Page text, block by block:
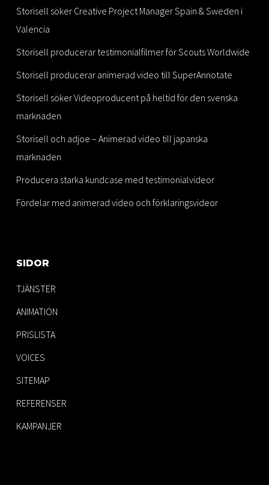
Storisell söker Creative Project Manager Spain & Sweden i
Valencia
Storisell producerar testimonialfilmer för Scouts Worldwide
Storisell producerar animerad video till SuperAnnotate
Storisell söker Videoproducent på heltid för den svenska
marknaden
Storisell och adjoe – Animerad video till japanska
marknaden
Producera starka kundcase med testimonialvideor
Fördelar med animerad video och förklaringsvideor
SIDOR
TJÄNSTER
ANIMATION
PRISLISTA
VOICES
SITEMAP
REFERENSER
KAMPANJER